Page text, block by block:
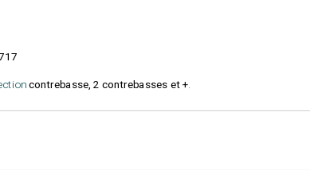
contrebasse, 2 contrebasses et +.